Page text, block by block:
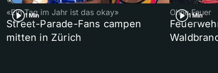
1 Min
«Ein Tag im Jahr ist das okay»
Street-Parade-Fans campen
mitten in Zürich
1 Min
Ohne Feuer